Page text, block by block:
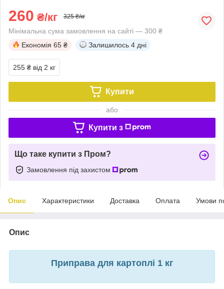
260 ₴/кг 325 ₴/кг
Мінімальна сума замовлення на сайті — 300 ₴
Економія 65 ₴ Залишилось 4 дні
255 ₴ від 2 кг
Купити
або
Купити з
Що таке купити з Пром?
Замовлення під захистом
Опис Характеристики Доставка Оплата Умови
Опис
Приправа для картоплі 1 кг